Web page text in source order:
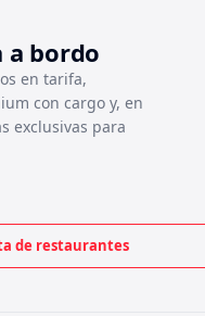
a bordo
en tarifa,
con cargo y, en
exclusivas para
de restaurantes